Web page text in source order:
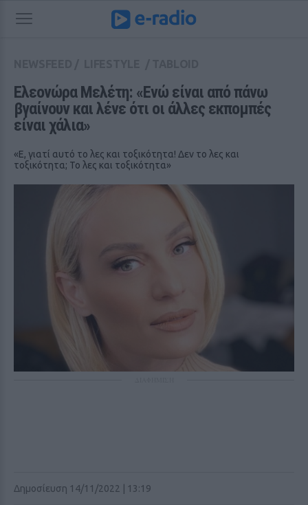
Ελεονώρα Μελέτη: «Ενώ είναι από πάνω
βγαίνουν και λένε ότι οι άλλες εκπομπές
είναι χάλια»
«Ε, γιατί αυτό το λες και τοξικότητα! Δεν το λες και
τοξικότητα; Το λες και τοξικότητα»
Δημοσίευση 14/11/2022 | 13:19